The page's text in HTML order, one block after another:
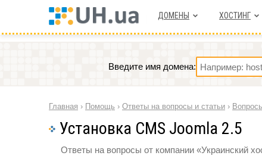
ДОМЕНЫ ХОСТИНГ
Введите имя домена:
Главная › Помощь › Ответы на вопросы и статьи ›
Установка CMS Joomla 2.5
Ответы на вопросы от компании «Украинский